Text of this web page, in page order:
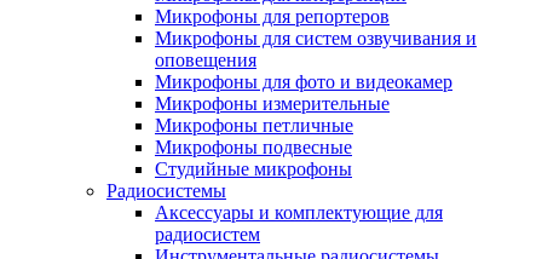
Микрофоны для репортеров
Микрофоны для систем озвучивания и
оповещения
Микрофоны для фото и видеокамер
Микрофоны измерительные
Микрофоны петличные
Микрофоны подвесные
Студийные микрофоны
Радиосистемы
Аксессуары и комплектующие для
радиосистем